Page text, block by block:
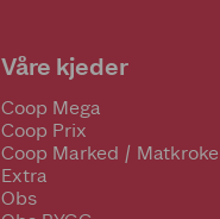
Våre kjeder
Coop Mega
Coop Prix
Coop Marked /
Extra
Obs